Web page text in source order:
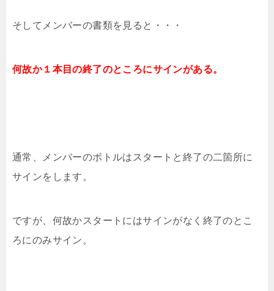
そしてメンバーの書類を見ると・・・
何故か１本目の終了のところにサインがある。
通常、メンバーのボトルはスタートと終了の二箇所に
サインをします。
ですが、何故かスタートにはサインがなく終了のとこ
ろにのみサイン。